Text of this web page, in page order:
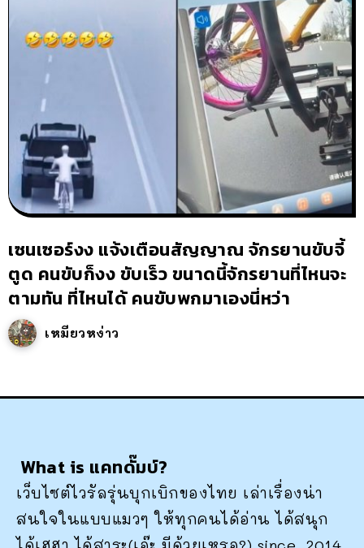
เซนเซอร์งง แจ้งเตือนสัญญาณ จักรยานขับจี้
ตูด คนขับก็งง ขับเร็ว ขนาดนี้จักรยานที่ไหนจะ
ตามทัน ที่ไหนได้ คนขับพกมาเองนี่หว่า
เหมียวหง่าว
What is แคทดั๊มบ์?
เว็บไซต์ไวรัลรุ่นบุกเบิกของไทย เล่าเรื่องน่า
สนใจในแบบแมวๆ ให้ทุกคนได้อ่าน ได้สนุก